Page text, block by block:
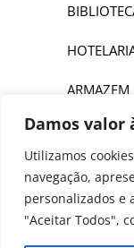
Damos valor
Utilizamos
navegação,
personalizados e
"Aceitar Todos",
ARMAZEM